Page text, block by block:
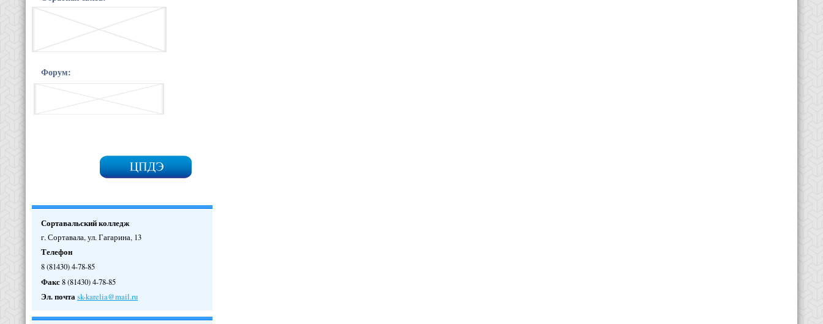
Форум:
Сортавальский колледж
г. Сортавала, ул. Гагарина, 13
Телефон
8 (81430) 4-78-85
Факс8 (81430) 4-78-85
Эл. почтаsk-karelia@mail.ru